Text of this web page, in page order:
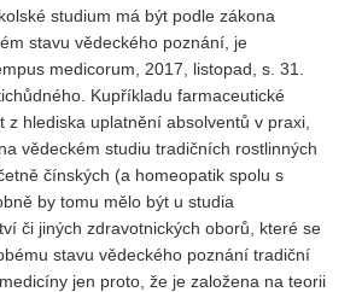
studium má být podle zákona
stavu vědeckého poznání, je
medicorum, 2017, listopad, s. 31.
Kupříkladu farmaceutické
z hlediska uplatnění absolventů v praxi,
vědeckém studiu tradičních rostlinných
čínských (a homeopatik spolu s
by tomu mělo být u studia
či jiných zdravotnických oborů, které se
stavu vědeckého poznání tradiční
jen proto, že je založena na teorii